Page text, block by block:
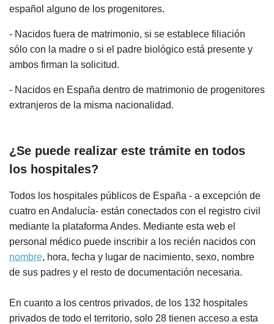
español alguno de los progenitores.
- Nacidos fuera de matrimonio, si se establece filiación
sólo con la madre o si el padre biológico está presente y
ambos firman la solicitud.
- Nacidos en España dentro de matrimonio de progenitores
extranjeros de la misma nacionalidad.
¿Se puede realizar este trámite en todos
los hospitales?
Todos los hospitales públicos de España - a excepción de
cuatro en Andalucía- están conectados con el registro civil
mediante la plataforma Andes. Mediante esta web el
personal médico puede inscribir a los recién nacidos con
nombre, hora, fecha y lugar de nacimiento, sexo, nombre
de sus padres y el resto de documentación necesaria.
En cuanto a los centros privados, de los 132 hospitales
privados de todo el territorio, solo 28 tienen acceso a esta